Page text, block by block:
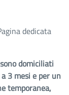
dedicata
domiciliati
3 mesi e per un
temporanea,